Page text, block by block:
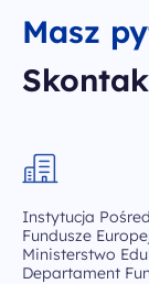
Masz
Instytucja
Fundusze
Ministerstwo
Departament